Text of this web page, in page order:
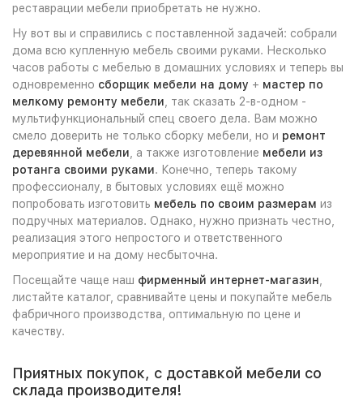
реставрации мебели приобретать не нужно.
Ну вот вы и справились с поставленной задачей: собрали
дома всю купленную мебель своими руками. Несколько
часов работы с мебелью в домашних условиях и теперь вы
одновременно сборщик мебели на дому + мастер по
мелкому ремонту мебели , так сказать 2-в-одном -
мультифункциональный спец своего дела. Вам можно
смело доверить не только сборку мебели, но и ремонт
деревянной мебели , а также изготовление мебели из
ротанга своими руками. Конечно, теперь такому
профессионалу, в бытовых условиях ещё можно
попробовать изготовить мебель по своим размерам из
подручных материалов. Однако, нужно признать честно,
реализация этого непростого и ответственного
мероприятие и на дому несбыточна.
Посещайте чаще наш фирменный интернет-магазин
листайте каталог, сравнивайте цены и покупайте мебель
фабричного производства, оптимальную по цене и
качеству.
Приятных покупок, с доставкой мебели со
склада производителя!